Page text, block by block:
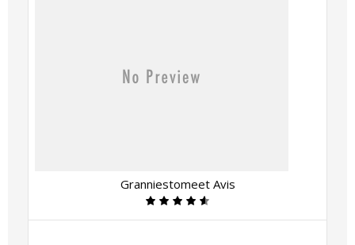
Granniestomeet Avis